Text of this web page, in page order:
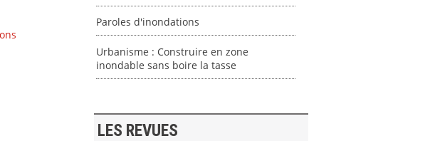
Paroles d'inondations
Urbanisme : Construire en zone
inondable sans boire la tasse
LES REVUES